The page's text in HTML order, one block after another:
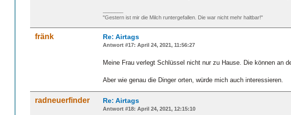
"Gestern ist mir die Milch runtergefallen. Die war nicht mehr haltbar!"
fränk Re: Airtags
Antwort #17: April 24, 2021, 11:56:27
Meine Frau verlegt Schlüssel nicht nur zu Hause. Die können an
Aber wie genau die Dinger orten, würde mich auch interessieren.
radneuerfinder Re: Airtags
Antwort #18: April 24, 2021, 12:15:10